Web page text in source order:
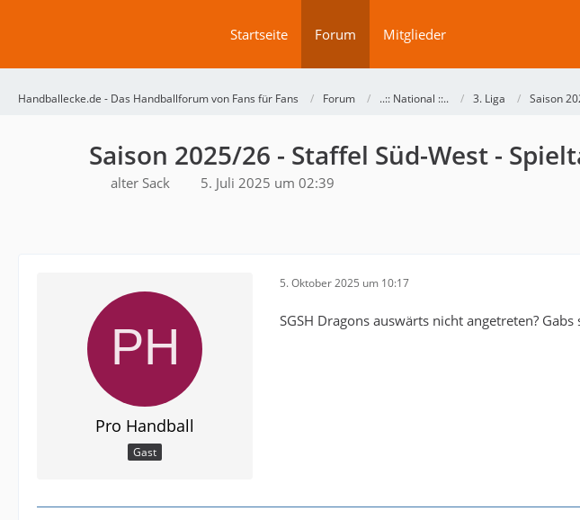
Startseite Forum Mitglieder
Handballecke.de - Das Handballforum von Fans für Fans Forum ..:: National ::.. 3. Liga Saison
Saison 2025/26 - Staffel Süd-West -
alter Sack 5. Juli 2025 um 02:39
Pro Handball
Gast
5. Oktober 2025 um 10:17
SGSH Dragons auswärts nicht angetreten?